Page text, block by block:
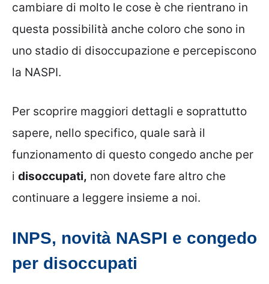
cambiare di molto le cose è che rientrano in
questa possibilità anche coloro che sono in
uno stadio di disoccupazione e percepiscono
la NASPI.
Per scoprire maggiori dettagli e soprattutto
sapere, nello specifico, quale sarà il
funzionamento di questo congedo anche per
i disoccupati, non dovete fare altro che
continuare a leggere insieme a noi.
INPS, novità NASPI e congedo
per disoccupati